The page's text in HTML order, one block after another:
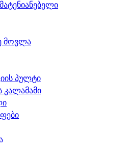
მოვლა
პულტი
კალამამი